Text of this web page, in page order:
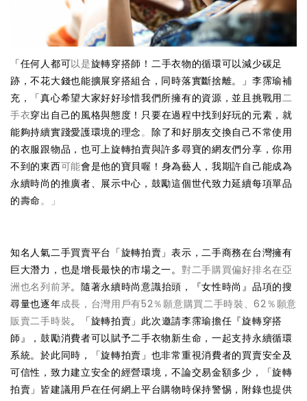
「任何人都可以是旋轉穿搭師！二手衣物的循環可以減少碳足
跡，不花大錢也能擴展穿搭組合，同時落實斷捨離。」李霈瑜補
充，「真心希望大家好好珍惜我們所擁有的資源，並且挑戰用二
手衣穿出自己的風格與態度！只要在過程中找到好玩的元素，就
能夠持續實踐愛護環境的理念。 除了和好朋友交換自己不常使用
的衣服跟物品，也可上旋轉拍賣與許多尋寶的網友們分享，你用
不到的東西可能會是他的寶貝喔！身為藝人，我期許自己能成為
永續時尚的推廣者、展示中心，鼓勵這個世代致力延續每項單品
的壽命。」
知名人氣二手買賣平台「旋轉拍賣」表示，二手商務在台灣擁有
巨大潛力，也是增長最快的市場之一。 對二手購買偏好排名在亞
洲也名列前茅。隨著永續時尚意識抬頭，『女性時尚』品項的搜
尋量也逐年成長，台灣用戶有52％願意購買二手時裝、62％願意
販賣二手時裝。「旋轉拍賣」此次邀請李霈瑜擔任『旋轉穿搭
師』，鼓勵消費者可以賦予二手衣物新生命，一起支持永續循環
系統。於此同時，「旋轉拍賣」也非常重視消費者的買賣安全及
可信性，致力建立安全的經營環境，不論交易金額多少，「旋轉
拍賣」皆建議用戶在任何網上平台購物時保持警惕，附錄也提供